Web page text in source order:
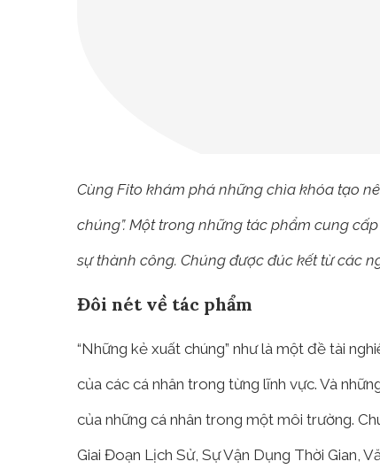
Cùng Fito khám phá những chìa khóa tạo
chúng”. Một trong những tác phẩm cung
sự thành công. Chúng được đúc kết từ các
Đôi nét về tác phẩm
“Những kẻ xuất chúng” như là một đề tài
của các cá nhân trong từng lĩnh vực. Và
của những cá nhân trong một môi trường.
Giai Đoạn Lịch Sử, Sự Vận Dụng Thời Gian,